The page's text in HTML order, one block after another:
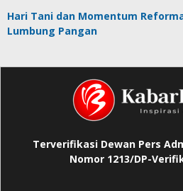
Hari Tani dan Momentum
Lumbung Pangan
Terverifikasi Dewan Pers
Nomor 1213/DP-